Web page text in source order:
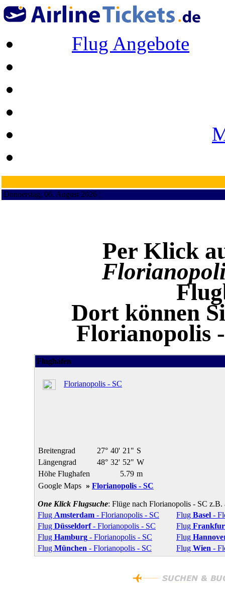
Flug Angebote
Donnerstag, 06. August 2026 ¦
Per Klick
Dort können
Florianopolis
Flughafen
Florianopolis - SC
Breitengrad 27° 40' 21" S
Längengrad
48° 32' 52" W
Höhe Flughafen
5.79 m
Google Maps » Florianopolis - SC
One Klick Flugsuche: Flüge nach Florianopolis - SC
Flug Amsterdam - Florianopolis - SC Flug Basel -
Flug Düsseldorf- Florianopolis - SC Flug
Flug Hamburg - Florianopolis - SC Flug
Flug München - Florianopolis - SC Flug Wien -